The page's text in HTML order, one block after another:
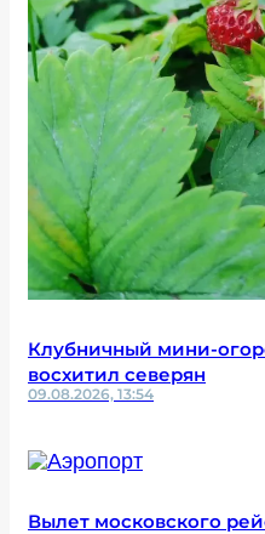
Клубничный мини-
восхитил северян
09.08.2026, 13:54
Вылет московского